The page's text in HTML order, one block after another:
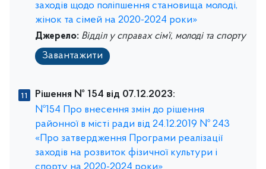
заходів щодо поліпшення становища молоді,
жінок та сімей на 2020-2024 роки»
Джерело: Відділ у справах сім’ї, молоді та спорту
Завантажити
Рішення № 154 від 07.12.2023:
№154 Про внесення змін до рішення
районної в місті ради від 24.12.2019 № 243
«Про затвердження Програми реалізації
заходів на розвиток фізичної культури і